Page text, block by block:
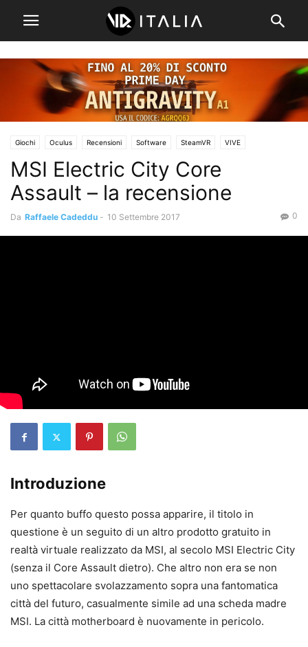
Giochi Oculus Recensioni Software SteamVR VIVE
MSI Electric City Core
Assault – la recensione
Da Raffaele Cadeddu - 10 Settembre 2017 0
Introduzione
Per quanto buffo questo possa apparire, il titolo in
questione è un seguito di un altro prodotto gratuito in
realtà virtuale realizzato da MSI, al secolo MSI Electric City
(senza il Core Assault dietro). Che altro non era se non
uno spettacolare svolazzamento sopra una fantomatica
città del futuro, casualmente simile ad una scheda madre
MSI. La città motherboard è nuovamente in pericolo.